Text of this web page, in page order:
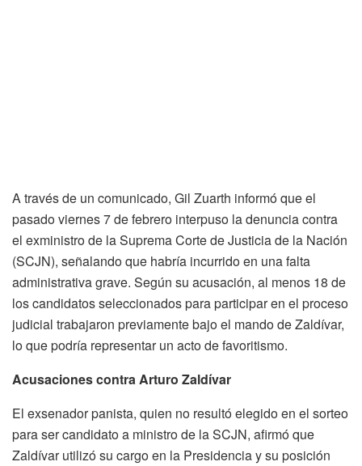
A través de un comunicado, Gil Zuarth informó que el
pasado viernes 7 de febrero interpuso la denuncia contra
el exministro de la Suprema Corte de Justicia de la Nación
(SCJN), señalando que habría incurrido en una falta
administrativa grave. Según su acusación, al menos 18 de
los candidatos seleccionados para participar en el proceso
judicial trabajaron previamente bajo el mando de Zaldívar,
lo que podría representar un acto de favoritismo.
Acusaciones contra Arturo Zaldívar
El exsenador panista, quien no resultó elegido en el sorteo
para ser candidato a ministro de la SCJN, afirmó que
Zaldívar utilizó su cargo en la Presidencia y su posición